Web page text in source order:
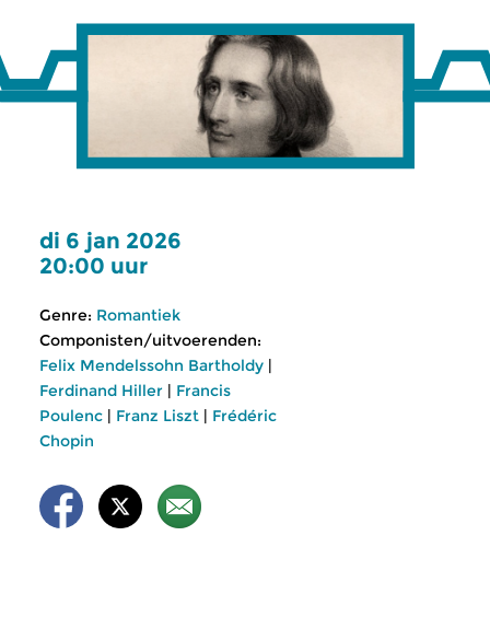
di 6 jan 2026
20:00 uur
Genre: Romantiek
Componisten/uitvoerenden:
Felix Mendelssohn Bartholdy |
Ferdinand Hiller | Francis
Poulenc | Franz Liszt | Frédéric
Chopin